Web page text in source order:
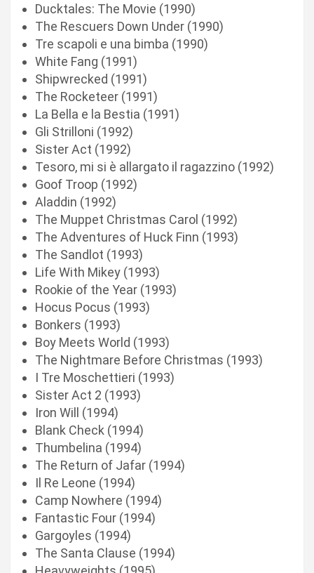
Ducktales: The Movie (1990)
The Rescuers Down Under (1990)
Tre scapoli e una bimba (1990)
White Fang (1991)
Shipwrecked (1991)
The Rocketeer (1991)
La Bella e la Bestia (1991)
Gli Strilloni (1992)
Sister Act (1992)
Tesoro, mi si è allargato il ragazzino (1992)
Goof Troop (1992)
Aladdin (1992)
The Muppet Christmas Carol (1992)
The Adventures of Huck Finn (1993)
The Sandlot (1993)
Life With Mikey (1993)
Rookie of the Year (1993)
Hocus Pocus (1993)
Bonkers (1993)
Boy Meets World (1993)
The Nightmare Before Christmas (1993)
I Tre Moschettieri (1993)
Sister Act 2 (1993)
Iron Will (1994)
Blank Check (1994)
Thumbelina (1994)
The Return of Jafar (1994)
Il Re Leone (1994)
Camp Nowhere (1994)
Fantastic Four (1994)
Gargoyles (1994)
The Santa Clause (1994)